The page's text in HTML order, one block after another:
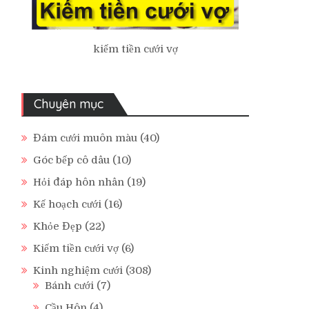
kiếm tiền cưới vợ
Chuyên mục
Đám cưới muôn màu (40)
Góc bếp cô dâu (10)
Hỏi đáp hôn nhân (19)
Kế hoạch cưới (16)
Khỏe Đẹp (22)
Kiếm tiền cưới vợ (6)
Kinh nghiệm cưới (308)
Bánh cưới (7)